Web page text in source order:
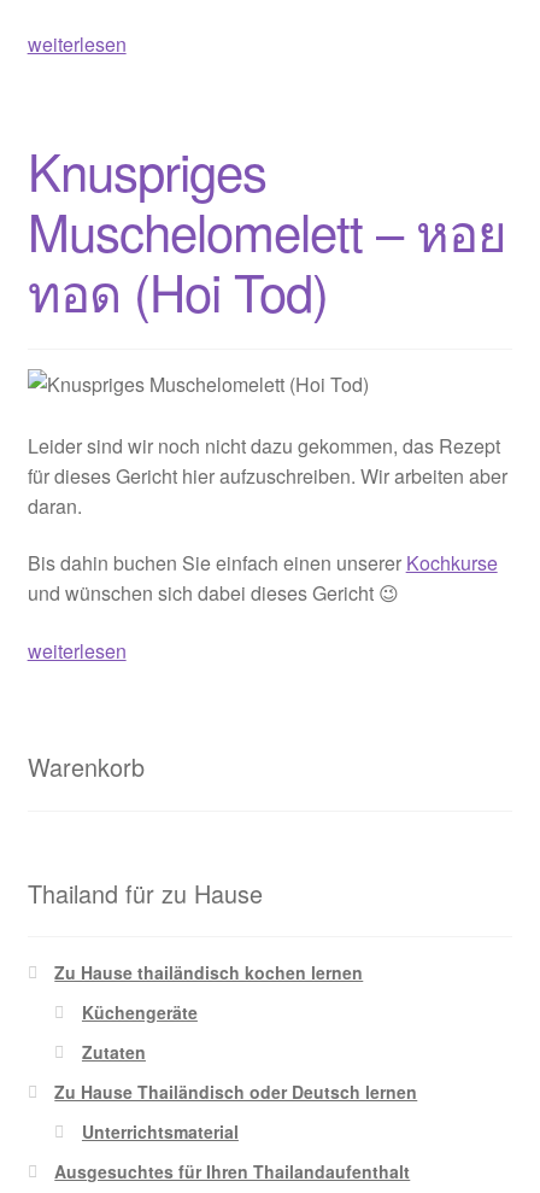
Thailändischer
ไข่
ต้ม
(Yam
Kai
Tom)
weiterlesen
Knuspriges
Muschelomelett – หอย
ทอด (Hoi Tod)
Leider sind wir noch nicht dazu gekommen, das Rezept
für dieses Gericht hier aufzuschreiben. Wir arbeiten aber
daran.
Bis dahin buchen Sie einfach einen unserer Kochkurse
und wünschen sich dabei dieses Gericht 😉
Knuspriges
ทอด
weiterlesen
Warenkorb
Thailand für zu Hause
Zu Hause thailändisch kochen lernen
Küchengeräte
Zutaten
Zu Hause Thailändisch oder Deutsch lernen
Unterrichtsmaterial
Ausgesuchtes für Ihren Thailandaufenthalt